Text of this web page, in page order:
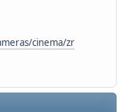
cinema/zr